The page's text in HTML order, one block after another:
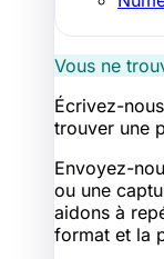
Vous ne
Écrivez-
trouver une
Envoyez-
ou une
aidons à
format et la